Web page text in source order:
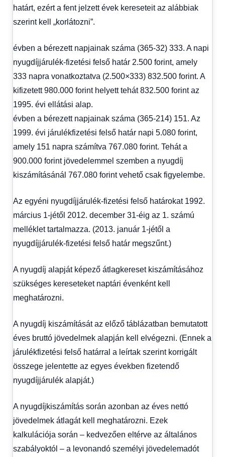
határt, ezért a fent jelzett évek kereseteit az alábbiak
szerint kell „korlátozni”.
évben a bérezett napjainak száma (365-32) 333. A napi
nyugdíjjárulék-fizetési felső határ 2.500 forint, amely
333 napra vonatkoztatva (2.500×333) 832.500 forint. A
kifizetett 980.000 forint helyett tehát 832.500 forint az
1995. évi ellátási alap.
évben a bérezett napjainak száma (365-214) 151. Az
1999. évi járulékfizetési felső határ napi 5.080 forint,
amely 151 napra számítva 767.080 forint. Tehát a
900.000 forint jövedelemmel szemben a nyugdíj
kiszámításánál 767.080 forint vehető csak figyelembe.
Az egyéni nyugdíjjárulék-fizetési felső határokat 1992.
március 1-jétől 2012. december 31-éig az 1. számú
melléklet tartalmazza. (2013. január 1-jétől a
nyugdíjjárulék-fizetési felső határ megszűnt.)
A nyugdíj alapját képező átlagkereset kiszámításához
szükséges kereseteket naptári évenként kell
meghatározni.
A nyugdíj kiszámítását az előző táblázatban bemutatott
éves bruttó jövedelmek alapján kell elvégezni. (Ennek a
járulékfizetési felső határral a leírtak szerint korrigált
összege jelentette az egyes években fizetendő
nyugdíjjárulék alapját.)
A nyugdíjkiszámítás során azonban az éves nettó
jövedelmek átlagát kell meghatározni. Ezek
kalkulációja során – kedvezően eltérve az általános
szabályoktól – a levonandó személyi jövedelemadót